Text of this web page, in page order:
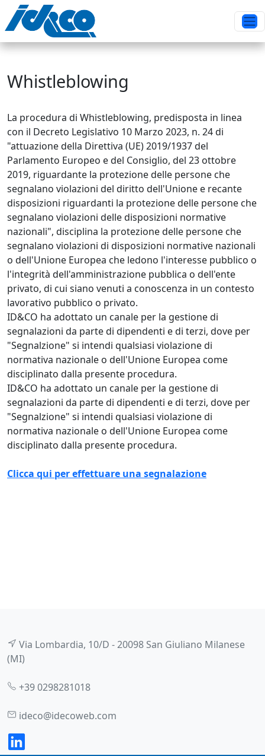
Whistleblowing
La procedura di Whistleblowing, predisposta in linea
con il Decreto Legislativo 10 Marzo 2023, n. 24 di
"attuazione della Direttiva (UE) 2019/1937 del
Parlamento Europeo e del Consiglio, del 23 ottobre
2019, riguardante la protezione delle persone che
segnalano violazioni del diritto dell'Unione e recante
disposizioni riguardanti la protezione delle persone che
segnalano violazioni delle disposizioni normative
nazionali", disciplina la protezione delle persone che
segnalano violazioni di disposizioni normative nazionali
o dell'Unione Europea che ledono l'interesse pubblico o
l'integrità dell'amministrazione pubblica o dell'ente
privato, di cui siano venuti a conoscenza in un contesto
lavorativo pubblico o privato.
ID&CO ha adottato un canale per la gestione di
segnalazioni da parte di dipendenti e di terzi, dove per
"Segnalzione" si intendi qualsiasi violazione di
normativa nazionale o dell'Unione Europea come
disciplinato dalla presente procedura.
ID&CO ha adottato un canale per la gestione di
segnalazioni da parte di dipendenti e di terzi, dove per
"Segnalzione" si intendi qualsiasi violazione di
normativa nazionale o dell'Unione Europea come
disciplinato dalla presente procedura.
Clicca qui per effettuare una segnalazione
Via Lombardia, 10/D - 20098 San Giuliano Milanese
(MI)
+39 0298281018
ideco@idecoweb.com